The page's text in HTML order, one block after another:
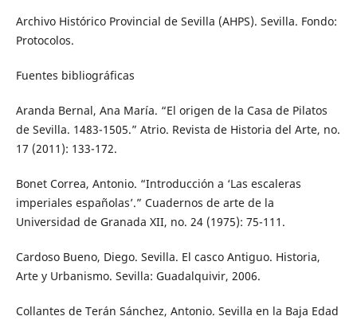
Archivo Histórico Provincial de Sevilla (AHPS). Sevilla. Fondo:
Protocolos.
Fuentes bibliográficas
Aranda Bernal, Ana María. “El origen de la Casa de Pilatos
de Sevilla. 1483-1505.” Atrio. Revista de Historia del Arte, no.
17 (2011): 133-172.
Bonet Correa, Antonio. “Introducción a ‘Las escaleras
imperiales españolas’.” Cuadernos de arte de la
Universidad de Granada XII, no. 24 (1975): 75-111.
Cardoso Bueno, Diego. Sevilla. El casco Antiguo. Historia,
Arte y Urbanismo. Sevilla: Guadalquivir, 2006.
Collantes de Terán Sánchez, Antonio. Sevilla en la Baja Edad